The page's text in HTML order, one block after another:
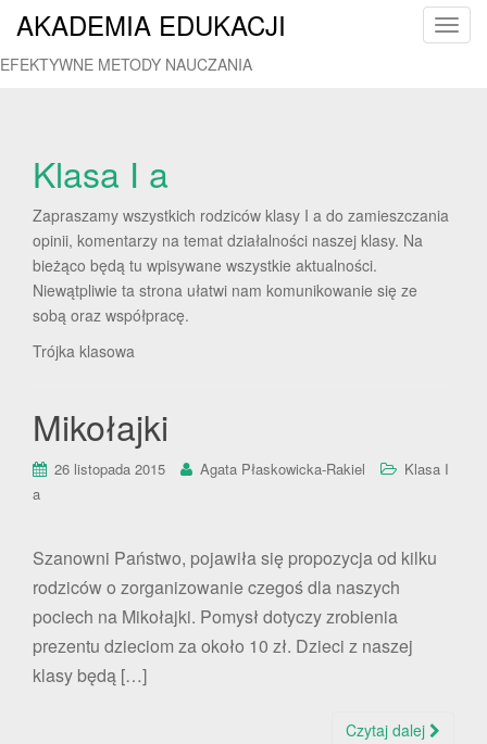
T
v
AKADEMIA EDUKACJI
EFEKTYWNE METODY NAUCZANIA
Klasa I a
Zapraszamy wszystkich rodziców klasy I a do zamieszczania
opinii, komentarzy na temat działalności naszej klasy. Na
bieżąco będą tu wpisywane wszystkie aktualności.
Niewątpliwie ta strona ułatwi nam komunikowanie się ze
sobą oraz współpracę.
Trójka klasowa
Mikołajki
26 listopada 2015 Agata Płaskowicka-Rakiel
Klasa I
a
Szanowni Państwo, pojawiła się propozycja od kilku
rodziców o zorganizowanie czegoś dla naszych
pociech na Mikołajki. Pomysł dotyczy zrobienia
prezentu dzieciom za około 10 zł. Dzieci z naszej
klasy będą […]
Czytaj dalej